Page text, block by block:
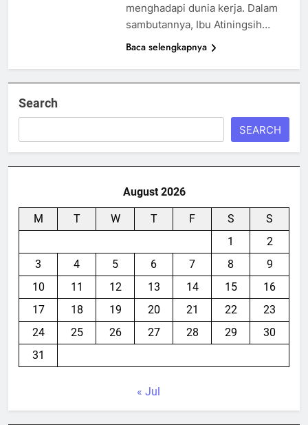
menghadapi dunia kerja. Dalam
sambutannya, Ibu Atiningsih…
Baca selengkapnya
Search
SEARCH
August 2026
M T W T F S
S
1
2
3
4 5 6 7 8
9
10
11 12 13 14 15
16
17
18 19 20 21 22
23
24
25 26 27 28 29
30
31
« Jul